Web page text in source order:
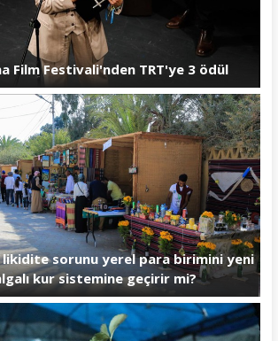
Film Festivali'nden TRT'ye 3 ödül
likidite sorunu yerel para birimini yeni
kur sistemine geçirir mi?